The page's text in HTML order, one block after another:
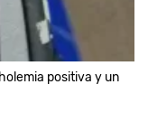
positiva y un